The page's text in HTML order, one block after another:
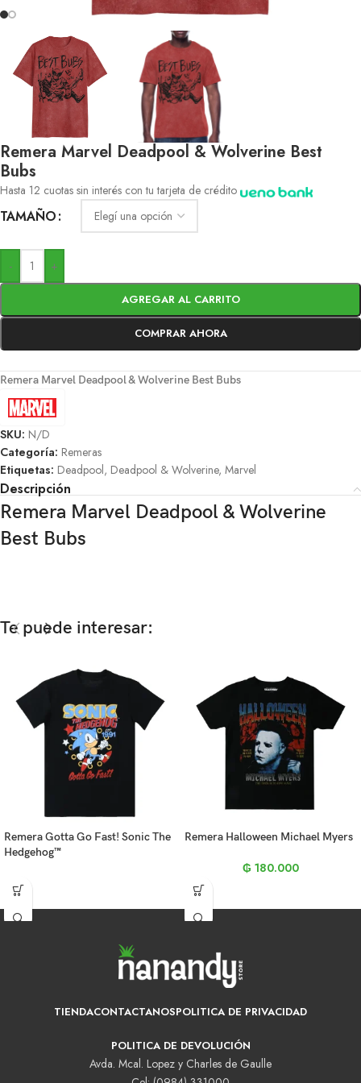
Remera Marvel Deadpool & Wolverine Best
Bubs
Hasta 12 cuotas sin interés con tu tarjeta de crédito
TAMAÑO
- +
AGREGAR AL CARRITO
COMPRAR AHORA
Remera Marvel Deadpool & Wolverine Best Bubs
SKU: N/D
Categoría: Remeras
Etiquetas: Deadpool, Deadpool & Wolverine, Marvel
Descripción
Remera Marvel Deadpool & Wolverine
Best Bubs
Te puede interesar:
Remera Gotta Go Fast! Sonic The
Hedgehog™
Remera Halloween Michael Myers
₲ 180.000
TIENDACONTACTANOSPOLITICA DE PRIVACIDAD
POLITICA DE DEVOLUCIÓN
Avda. Mcal. Lopez y Charles de Gaulle